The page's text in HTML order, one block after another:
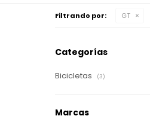
Filtrando por: GT
Categorías
Bicicletas (3)
Marcas